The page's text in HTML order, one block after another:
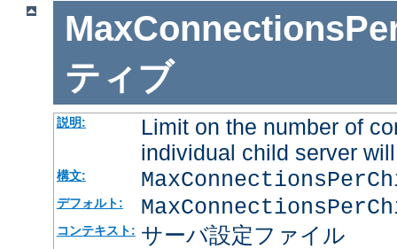
ティブ
説明:
Limit on the number of
individual child server
構文:
デフォルト:
コンテキスト: サーバ設定ファイル